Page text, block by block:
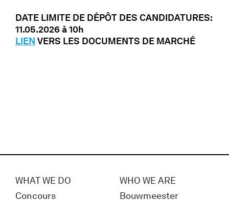
DATE LIMITE DE DÉPÔT DES CANDIDATURES:
11.05.2026 à 10h
LIEN VERS LES DOCUMENTS DE MARCHÉ
WHAT WE DO
Concours
WHO WE ARE
Bouwmeester